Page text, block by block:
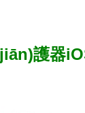
護器